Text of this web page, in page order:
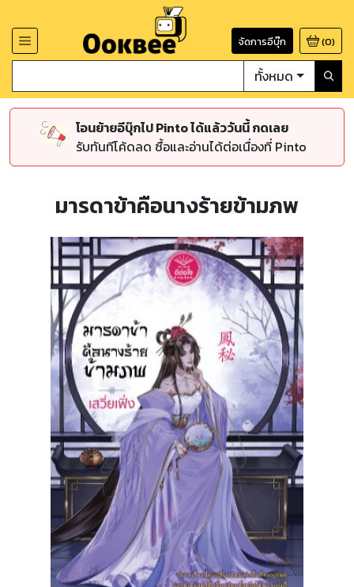
จัดการอีบุ๊ก (0)
ทั้งหมด
โอนย้ายอีบุ๊กไป Pinto ได้แล้ววันนี้ กดเลย
รับทันทีโค้ดลด ซื้อและอ่านได้ต่อเนื่องที่ Pinto
มารดาข้าคือนางร้ายข้ามภพ